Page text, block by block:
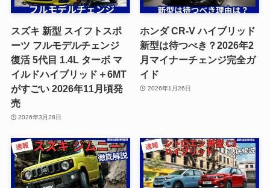
スズキ 新型 スイフトスポ
ーツ フルモデルチェンジ
復活 5代目 1.4L ターボ マ
イルドハイブリッド＋6MT
がすごい 2026年11月頃発
売
2026年3月28日
ホンダ CR-V ハイブリッド
新型は待つべき？2026年2
月マイナーチェンジ完全ガ
イド
2026年1月26日